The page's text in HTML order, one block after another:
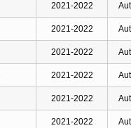
2021-2022
2021-2022
2021-2022
2021-2022
2021-2022
2021-2022